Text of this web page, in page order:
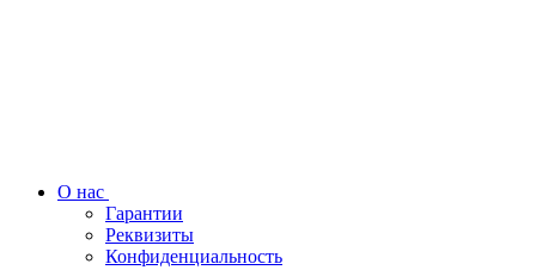
О нас
Гарантии
Реквизиты
Конфиденциальность